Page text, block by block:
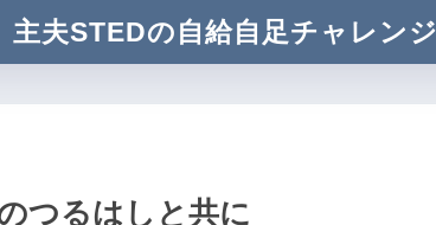
主夫STEDの自給自足チャレンジ
つるはしと共に